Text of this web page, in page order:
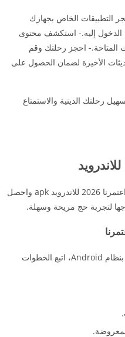
اعتمرنا 2026 من متجر التطبيقات الخاص بجهازك
إليه.- استكشف محتوى
المتاحة.- احجز رحلتك وقم
الأخيرة لضمان الحصول على
رحلتك الدينية والاستمتاع
حب أن تعتمر وتحج؟ قم بتحميل تطبيق اعتمرنا 2026 للاندرويد apk واحصل
لتجربة حج مريحة وسهلة.
لتنزيل تطبيق اعتمرنا على هاتفك الذكي بنظام Android، اتبع الخطوات